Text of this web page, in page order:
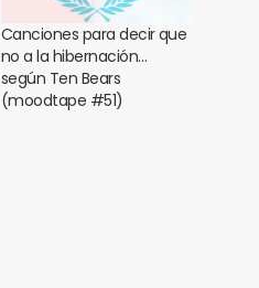
Canciones para decir que
no a la hibernación…
según Ten Bears
(moodtape #51)